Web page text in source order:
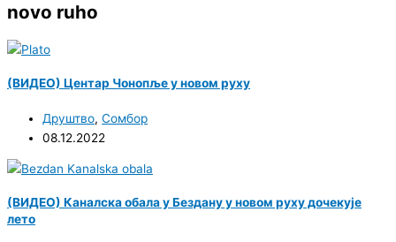
novo ruho
(ВИДЕО) Центар Чонопље у новом руху
Друштво, Сомбор
08.12.2022
(ВИДЕО) Каналска обала у Бездану у новом руху дочекује
лето